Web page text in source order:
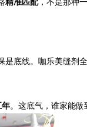
精准匹配，不是那种
是底线。咖乐美缝剂
年。这底气，谁家能做